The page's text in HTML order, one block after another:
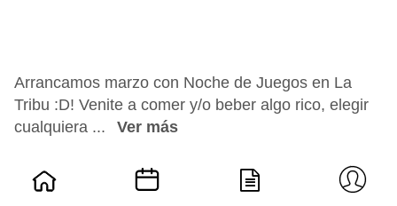
Arrancamos marzo con Noche de Juegos en La
Tribu :D! Venite a comer y/o beber algo rico, elegir
cualquiera ...
Ver más